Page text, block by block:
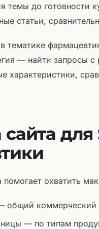
темы до готовности
статьи,
тематике
— найти запросы
характеристики,
сайта
помогает охватить
общий коммерческий
— по типам